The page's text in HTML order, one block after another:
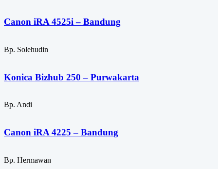
Canon iRA 4525i – Bandung
Bp. Solehudin
Konica Bizhub 250 – Purwakarta
Bp. Andi
Canon iRA 4225 – Bandung
Bp. Hermawan